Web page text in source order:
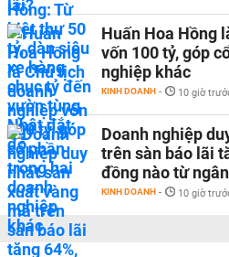
Huấn Hoa Hồng
vốn 100 tỷ, góp
nghiệp khác
KINH DOANH - 10 giờ
Doanh nghiệp
trên sàn báo lãi
đồng nào từ
KINH DOANH - 10 giờ